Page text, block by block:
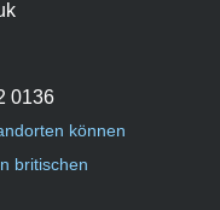
0136
können
britischen